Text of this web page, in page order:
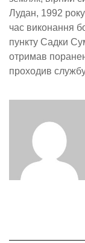
Лудан, 1992
час виконання
пункту Садки
отримав
проходив